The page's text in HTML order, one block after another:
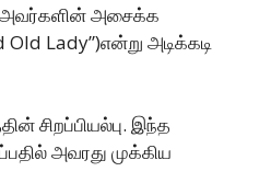
அவர்களின் அசைக்க
Lady”)என்று அடிக்கடி
சிறப்பியல்பு. இந்த
அவரது முக்கிய